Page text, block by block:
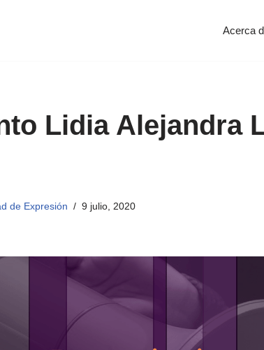
Acerca
Lidia Alejandra
de Expresión 9 julio, 2020